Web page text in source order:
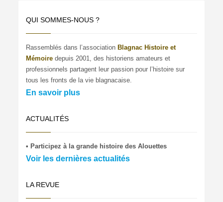
QUI SOMMES-NOUS ?
Rassemblés dans l’associationBlagnac Histoire et
Mémoire depuis 2001, des historiens amateurs et
professionnels partagent leur passion pour l’histoire sur
tous les fronts de la vie blagnacaise.
En savoir plus
ACTUALITÉS
• Participez à la grande histoire des Alouettes
Voir les dernières actualités
LA REVUE